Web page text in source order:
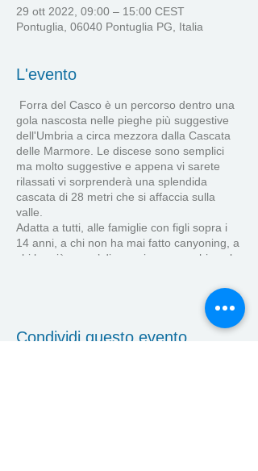
29 ott 2022, 09:00 – 15:00 CEST
Pontuglia, 06040 Pontuglia PG, Italia
L'evento
Forra del Casco è un percorso dentro una
gola nascosta nelle pieghe più suggestive
dell'Umbria a circa mezzora dalla Cascata
delle Marmore. Le discese sono semplici
ma molto suggestive e appena vi sarete
rilassati vi sorprenderà una splendida
cascata di 28 metri che si affaccia sulla
valle.
Adatta a tutti, alle famiglie con figli sopra i
14 anni, a chi non ha mai fatto canyoning, a
chi ha già un po’ di esperienza e a chi vuole
Alla fine del percorso se volete se magna e
suggestivo. Se avete fretta, ve ne andate da
dove siete venuti contenti lo stesso come
Condividi questo evento